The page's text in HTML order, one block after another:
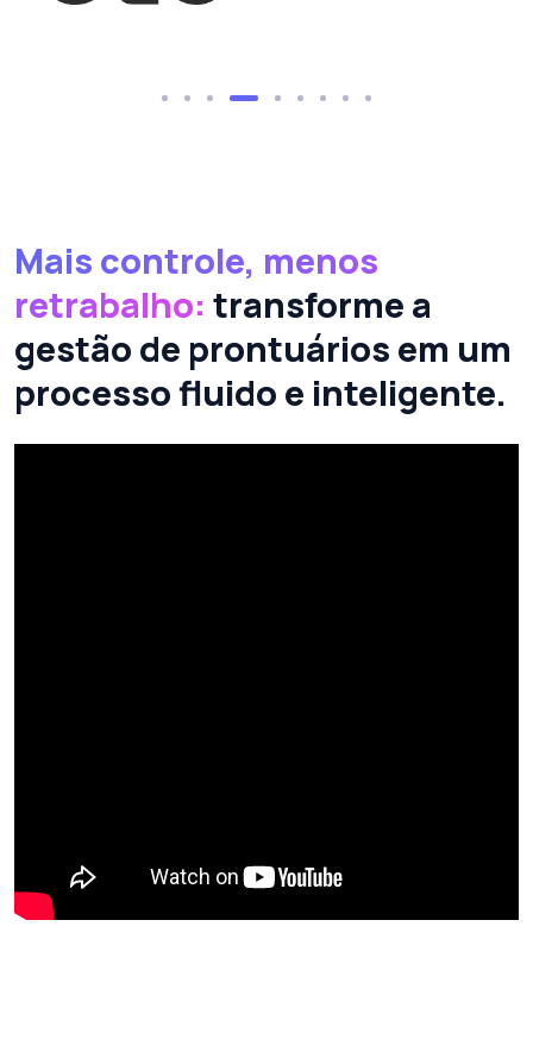
Mais controle, menos
retrabalho: transforme a
gestão de prontuários em um
processo fluido e inteligente.